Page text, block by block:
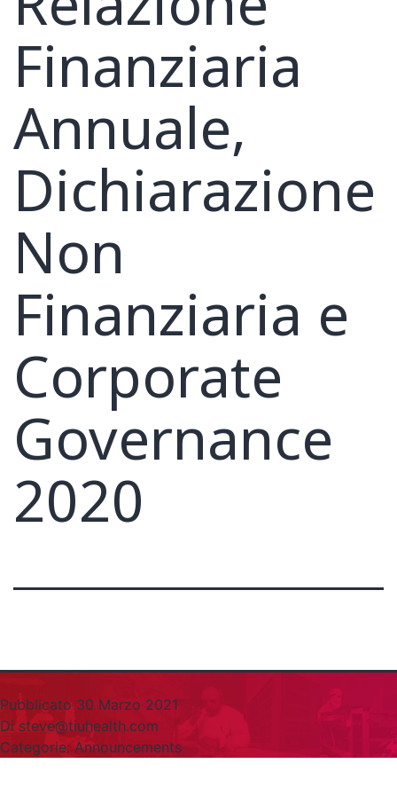
Finanziaria
Annuale,
Dichiarazione
Non
Finanziaria e
Corporate
Governance
2020
Pubblicato 30 Marzo 2021
Di steve@tiuhealth.com
Categorie:Announcements